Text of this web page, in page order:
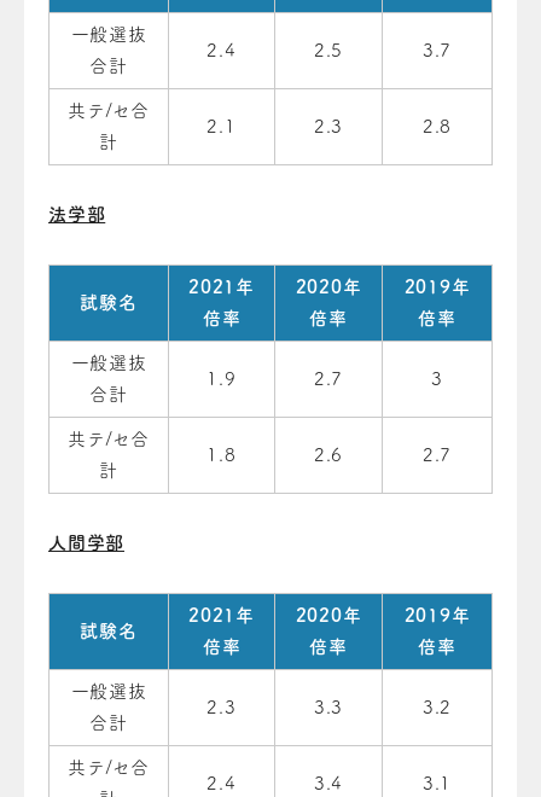
一般選抜
合計
2.4 2.5 3.7
共テ/セ合
計
2.1 2.3 2.8
法学部
試験名
2021年
倍率
2020年
倍率
2019年
倍率
一般選抜
合計
1.9 2.7 3
共テ/セ合
計
1.8 2.6 2.7
人間学部
試験名
2021年
倍率
2020年
倍率
2019年
倍率
一般選抜
合計
2.3 3.3 3.2
共テ/セ合
2.4 3.4 3.1